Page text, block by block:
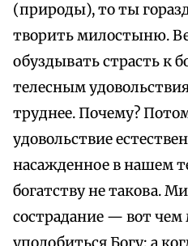
(природы), то ты
творить милостыню.
обуздывать страсть к
телесным
труднее. Почему?
удовольствие
насажденное в нашем
богатству не такова.
сострадание — вот